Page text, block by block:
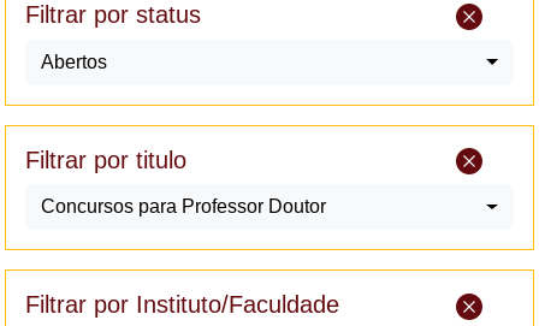
Filtrar por status
Abertos
Filtrar por titulo
Concursos para Professor Doutor
Filtrar por Instituto/Faculdade